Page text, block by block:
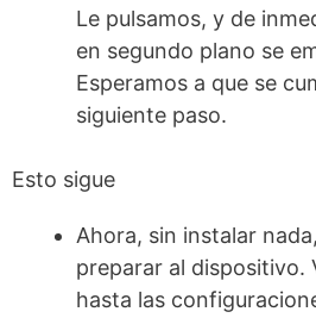
Le pulsamos, y de
en segundo plano se
Esperamos a que se
siguiente paso.
Esto sigue
Ahora, sin instalar
preparar al dispositivo.
hasta las